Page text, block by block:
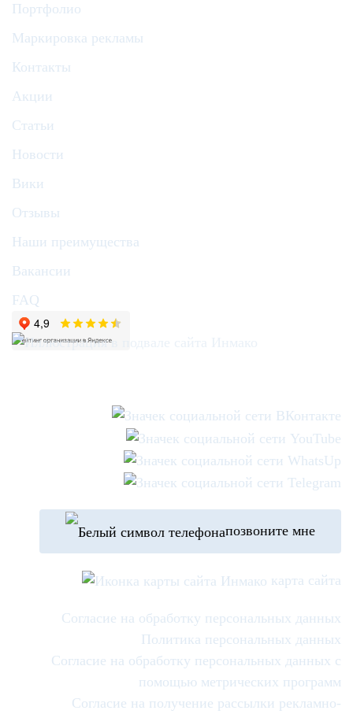
Портфолио
Маркировка рекламы
Контакты
Акции
Статьи
Новости
Вики
Отзывы
Наши преимущества
Вакансии
FAQ
позвоните мне
карта сайта
Согласие на обработку персональных данных
Политика персональных данных
Согласие на обработку персональных данных с
помощью метрических программ
Согласие на получение рассылки рекламно-